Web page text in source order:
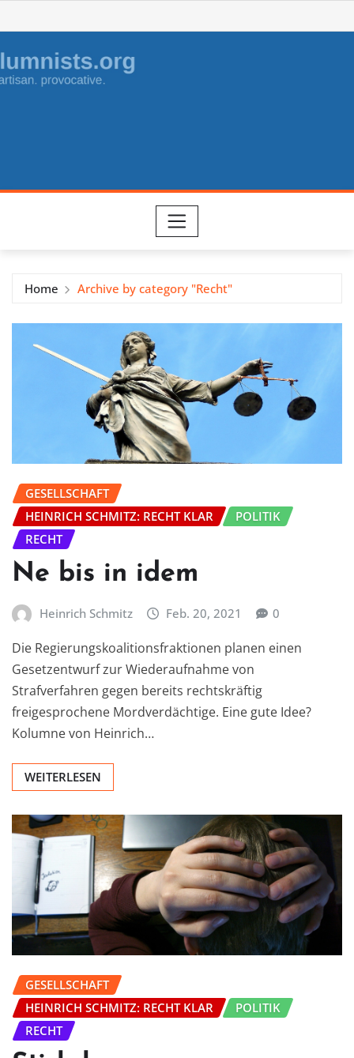
to
content
Home Archive by category "Recht"
GESELLSCHAFT
HEINRICH SCHMITZ: RECHT KLAR
POLITIK
RECHT
Ne bis in idem
Heinrich Schmitz Feb. 20, 2021 0
Die Regierungskoalitionsfraktionen planen einen
Gesetzentwurf zur Wiederaufnahme von
Strafverfahren gegen bereits rechtskräftig
freigesprochene Mordverdächtige. Eine gute Idee?
Kolumne von Heinrich…
WEITERLESEN
GESELLSCHAFT
HEINRICH SCHMITZ: RECHT KLAR
POLITIK
RECHT